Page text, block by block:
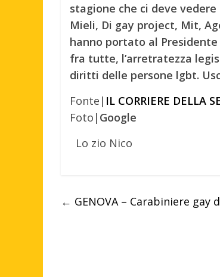
stagione che ci deve
Mieli, Di gay project, Mit,
hanno portato al
fra tutte, l’arretratezza
diritti delle persone lgbt.
Fonte| IL CORRIERE DELLA
Foto| Google
Lo zio Nico
← GENOVA – Carabiniere